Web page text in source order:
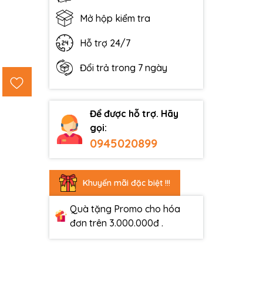
Mở hộp kiểm tra
Hỗ trợ 24/7
Đổi trả trong 7 ngày
Để được hỗ trợ. Hãy
gọi:
0945020899
Khuyến mãi đặc biệt !!!
Quà tặng Promo cho hóa
đơn trên 3.000.000đ .